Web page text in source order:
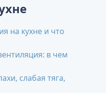
на кухне и что
в чем
слабая тяга,